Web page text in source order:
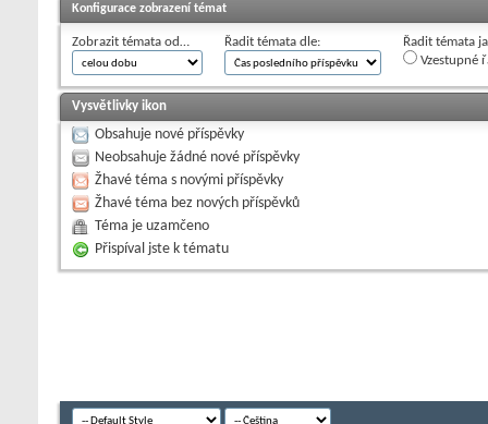
Konfigurace zobrazení témat
Zobrazit témata od… Řadit témata dle:
Řadit témata
Vzestupné
Vysvětlivky ikon
Obsahuje nové příspěvky
Neobsahuje žádné nové příspěvky
Žhavé téma s novými příspěvky
Žhavé téma bez nových příspěvků
Téma je uzamčeno
Přispíval jste k tématu